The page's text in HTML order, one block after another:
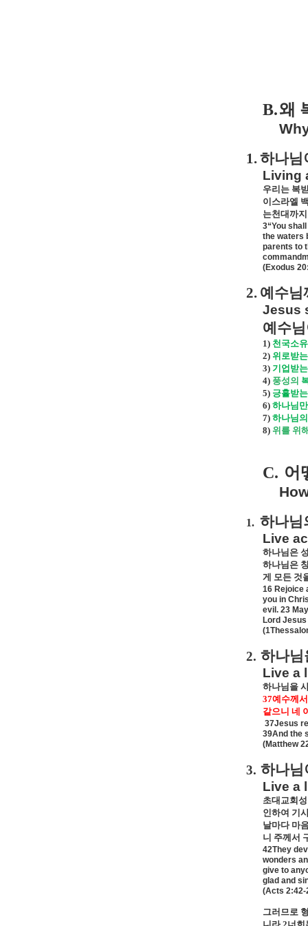
B.왜
1.하나님
Living
우리는 복
이스라엘
는천대까
3“You
the waters
parents to
(Exodus
2. 예수님
Jesus
예수
1) 천국소
2) 위로받
3) 기업받
4) 풍성의
5) 긍휼받
6) 하나님
7) 하나님
8) 위를 위
C. 어
1. 하나님
Live
하나님은
하나님은
게 모든 것
16 Rejoice
you in
evil. 23
Lord
2. 하나
Live a
하나님을
37예수께
같으니 네
37Jesus
39And the
(Matthew
3. 하나님
Live a
초대교회
인하여 기
날마다 마
니 주께서
42They
wonders
give to
glad and
(Acts 2:42-
그러므로